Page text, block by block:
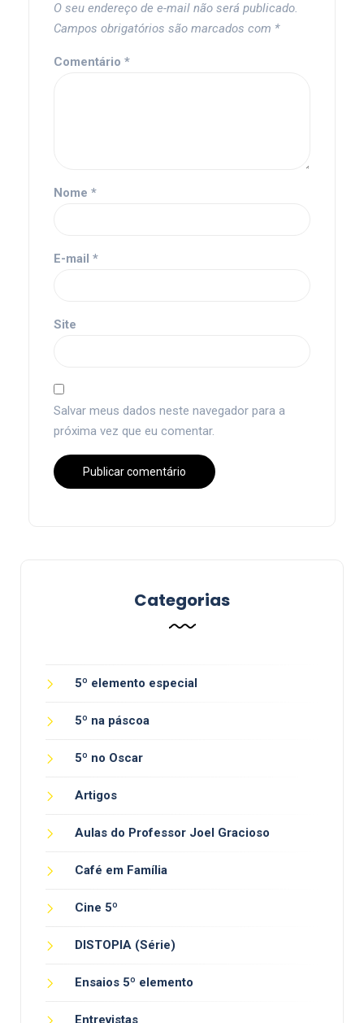
O seu endereço de e-mail não será publicado.
Campos obrigatórios são marcados com *
Comentário *
Nome *
E-mail *
Site
Salvar meus dados neste navegador para a
próxima vez que eu comentar.
Categorias
5º elemento especial
5º na páscoa
5º no Oscar
Artigos
Aulas do Professor Joel Gracioso
Café em Família
Cine 5º
DISTOPIA (Série)
Ensaios 5º elemento
Entrevistas